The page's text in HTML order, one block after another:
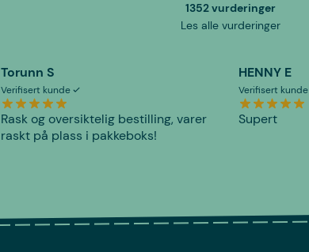
1352 vurderinger
Les alle vurderinger
Torunn S
Verifisert kunde
Rask og oversiktelig bestilling, varer
raskt på plass i pakkeboks!
HENNY E
Verifisert kunde
Supert